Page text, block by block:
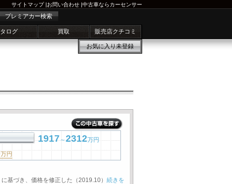
サイトマップ|お問い合わせ |中古車ならカーセンサー
プレミアカー検索
ログ 買取 販売店クチコミ
お気に入り未登録
1917～2312万円
万円
基づき、価格を修正した（2019.10） 続きを